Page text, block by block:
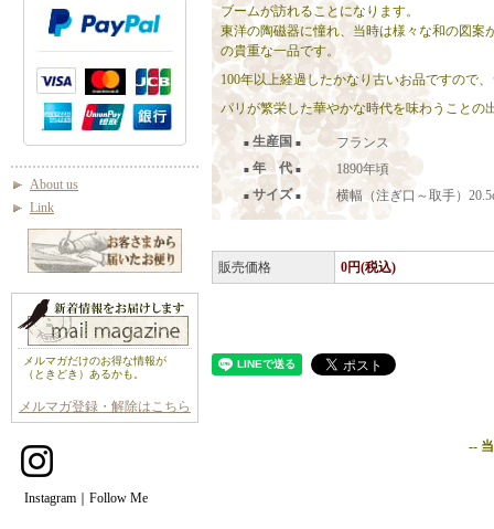
About us
Link
メルマガだけのお得な情報が
（ときどき）あるかも。
メルマガ登録・解除はこちら
Instagram｜Follow Me
ブームが訪れることになります。
東洋の陶磁器に憧れ、当時は様々な和の図案
の貴重な一品です。
100年以上経過したかなり古いお品ですので
パリが繁栄した華やかな時代を味わうことの
■ 生産国 ■ フランス
■ 年 代 ■ 1890年頃
■ サイズ ■ 横幅（注ぎ口～取手）
販売価格 0円(税込)
--